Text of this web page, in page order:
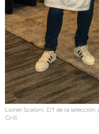
Lionel Scaloni, DT de la
Grill.